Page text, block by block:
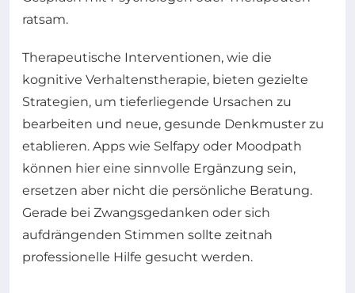
ratsam.
Therapeutische Interventionen, wie die
kognitive Verhaltenstherapie, bieten gezielte
Strategien, um tieferliegende Ursachen zu
bearbeiten und neue, gesunde Denkmuster zu
etablieren. Apps wie Selfapy oder Moodpath
können hier eine sinnvolle Ergänzung sein,
ersetzen aber nicht die persönliche Beratung.
Gerade bei Zwangsgedanken oder sich
aufdrängenden Stimmen sollte zeitnah
professionelle Hilfe gesucht werden.